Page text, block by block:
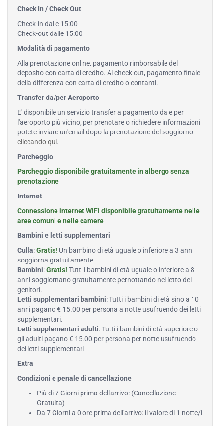
Check In / Check Out
Check-in dalle 15:00
Check-out dalle 15:00
Modalità di pagamento
Alla prenotazione online, pagamento rimborsabile del
deposito con carta di credito. Al check out, pagamento finale
della differenza con carta di credito o contanti.
Transfer da/per Aeroporto
E' disponibile un servizio transfer a pagamento da e per
l'aeroporto più vicino, per prenotare o richiedere informazioni
potete inviare un'email dopo la prenotazione del soggiorno
cliccando qui.
Parcheggio
Parcheggio disponibile gratuitamente in albergo senza
prenotazione
Internet
Connessione internet WiFi disponibile gratuitamente nelle
aree comuni e nelle camere
Bambini e letti supplementari
Culla:Gratis! Un bambino di età uguale o inferiore a 3 anni
soggiorna gratuitamente.
Bambini:Gratis! Tutti i bambini di età uguale o inferiore a 8
anni soggiornano gratuitamente pernottando nel letto dei
genitori.
Letti supplementari bambini: Tutti i bambini di età sino a 10
anni pagano € 15.00 per persona a notte usufruendo dei letti
supplementari.
Letti supplementari adulti: Tutti i bambini di età superiore o
gli adulti pagano € 15.00 per persona per notte usufruendo
dei letti supplementari
Extra
Condizioni e penale di cancellazione
Più di 7 Giorni prima dell'arrivo: (Cancellazione
Gratuita)
Da 7 Giorni a 0 ore prima dell'arrivo: il valore di 1 notte/i